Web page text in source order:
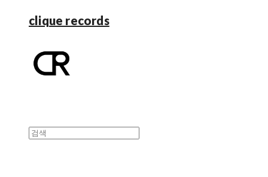
clique records